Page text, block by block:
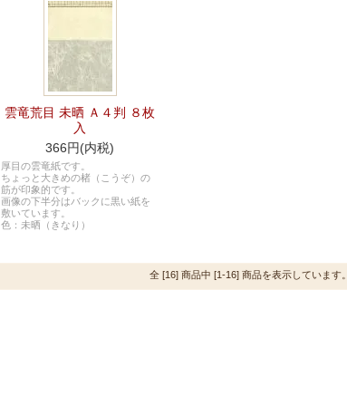
雲竜荒目 未晒 Ａ４判 ８枚
入
366円(内税)
厚目の雲竜紙です。
ちょっと大きめの楮（こうぞ）の
筋が印象的です。
画像の下半分はバックに黒い紙を
敷いています。
色：未晒（きなり）
全 [16] 商品中 [1-16] 商品を表示しています